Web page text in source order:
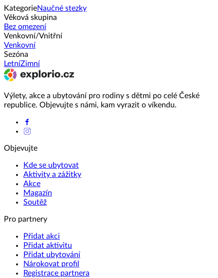
KategorieNaučné stezky
Věková skupina
Bez omezení
Venkovní/Vnitřní
Venkovní
Sezóna
LetníZimní
Výlety, akce a ubytování pro rodiny s dětmi po celé České
republice. Objevujte s námi, kam vyrazit o víkendu.
Objevujte
Kde se ubytovat
Aktivity a zážitky
Akce
Magazín
Soutěž
Pro partnery
Přidat akci
Přidat aktivitu
Přidat ubytování
Nárokovat profil
Registrace partnera